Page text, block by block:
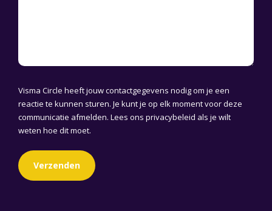
Visma Circle heeft jouw contactgegevens nodig om je een
reactie te kunnen sturen. Je kunt je op elk moment voor deze
communicatie afmelden. Lees ons privacybeleid als je wilt
weten hoe dit moet.